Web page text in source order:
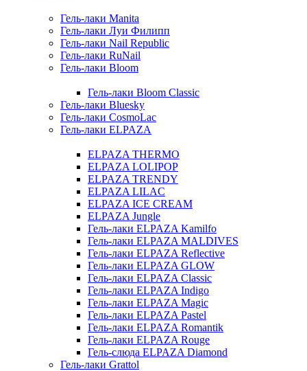
Гель-лаки Manita
Гель-лаки Луи Филипп
Гель-лаки Nail Republic
Гель-лаки RuNail
Гель-лаки Bloom
Гель-лаки Bloom Classic
Гель-лаки Bluesky
Гель-лаки CosmoLac
Гель-лаки ELPAZA
ELPAZA THERMO
ELPAZA LOLIPOP
ELPAZA TRENDY
ELPAZA LILAC
ELPAZA IСE CREAM
ELPAZA Jungle
Гель-лаки ELPAZA Kamilfo
Гель-лаки ELPAZA MALDIVES
Гель-лаки ELPAZA Reflective
Гель-лаки ELPAZA GLOW
Гель-лаки ELPAZA Classic
Гель-лаки ELPAZA Indigo
Гель-лаки ELPAZA Magic
Гель-лаки ELPAZA Pastel
Гель-лаки ELPAZA Romantik
Гель-лаки ELPAZA Rouge
Гель-слюда ELPAZA Diamond
Гель-лаки Grattol